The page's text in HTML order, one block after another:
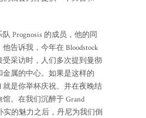
Prognosis 的成员，他的同
告诉我，今年在 Bloodstock
采访时，人们多次提到曼彻
属的中心。如果是这样的
就是你举杯庆祝、并在夜晚结
。在我们沉醉于 Grand
实的魅力之后，丹尼为我们倒